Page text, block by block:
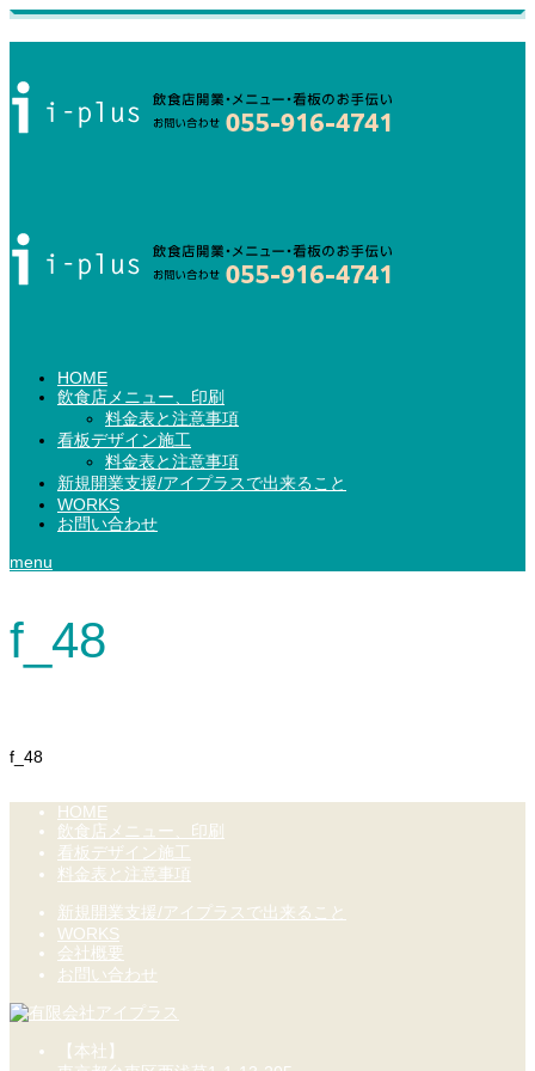
HOME
飲食店メニュー、印刷
料金表と注意事項
看板デザイン施工
料金表と注意事項
新規開業支援/アイプラスで出来ること
WORKS
お問い合わせ
menu
f_48
f_48
HOME
飲食店メニュー、印刷
看板デザイン施工
料金表と注意事項
新規開業支援/アイプラスで出来ること
WORKS
会社概要
お問い合わせ
【本社】